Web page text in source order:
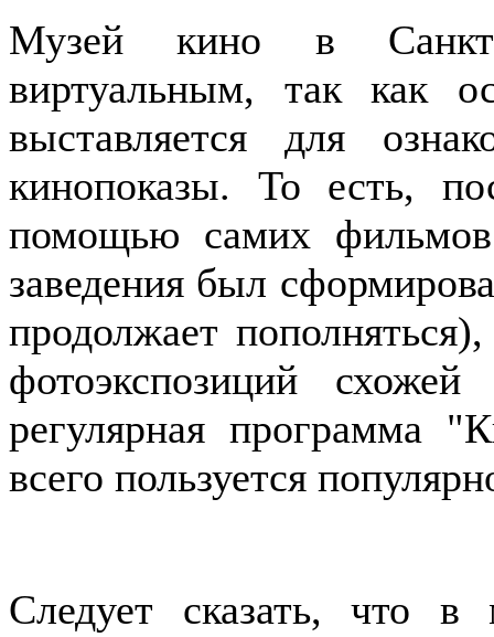
Музей кино в Санкт-
виртуальным, так как
выставляется для
кинопоказы. То есть,
помощью самих
заведения был
продолжает
фотоэкспозиций
регулярная программа
всего пользуется
Следует сказать, что в